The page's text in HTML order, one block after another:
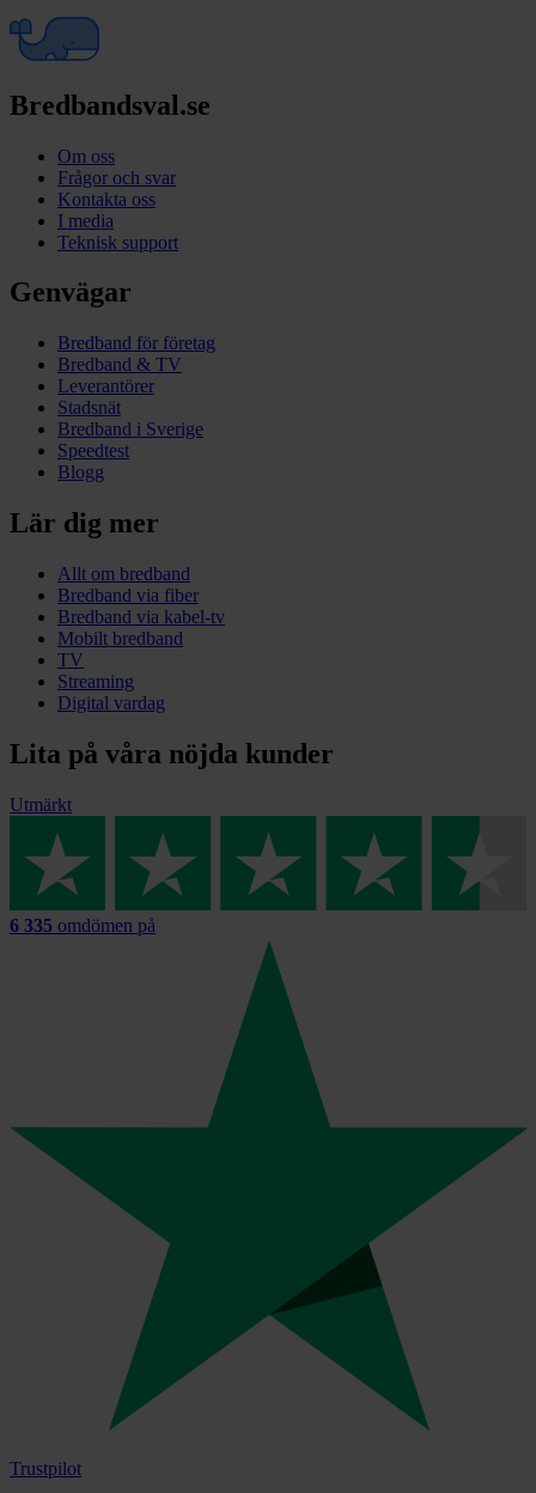
Bredbandsval.se
Om oss
Frågor och svar
Kontakta oss
I media
Teknisk support
Genvägar
Bredband för företag
Bredband & TV
Leverantörer
Stadsnät
Bredband i Sverige
Speedtest
Blogg
Lär dig mer
Allt om bredband
Bredband via fiber
Bredband via kabel-tv
Mobilt bredband
TV
Streaming
Digital vardag
Lita på våra nöjda kunder
Utmärkt
6 335 omdömen på
Trustpilot